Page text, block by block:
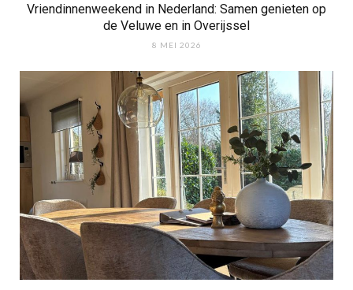
Vriendinnenweekend in Nederland: Samen genieten op
de Veluwe en in Overijssel
8 MEI 2026